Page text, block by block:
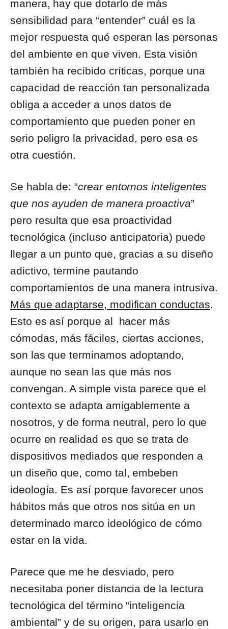
manera, hay que dotarlo de más
sensibilidad para “entender” cuál es la
mejor respuesta qué esperan las personas
del ambiente en que viven. Esta visión
también ha recibido críticas, porque una
capacidad de reacción tan personalizada
obliga a acceder a unos datos de
comportamiento que pueden poner en
serio peligro la privacidad, pero esa es
otra cuestión.
Se habla de: “crear entornos inteligentes
que nos ayuden de manera proactiva”
pero resulta que esa proactividad
tecnológica (incluso anticipatoria) puede
llegar a un punto que, gracias a su diseño
adictivo, termine pautando
comportamientos de una manera intrusiva.
Más que adaptarse, modifican conductas.
Esto es así porque al hacer más
cómodas, más fáciles, ciertas acciones,
son las que terminamos adoptando,
aunque no sean las que más nos
convengan. A simple vista parece que el
contexto se adapta amigablemente a
nosotros, y de forma neutral, pero lo que
ocurre en realidad es que se trata de
dispositivos mediados que responden a
un diseño que, como tal, embeben
ideología. Es así porque favorecer unos
hábitos más que otros nos sitúa en un
determinado marco ideológico de cómo
estar en la vida.
Parece que me he desviado, pero
necesitaba poner distancia de la lectura
tecnológica del término “inteligencia
ambiental” y de su origen, para usarlo en